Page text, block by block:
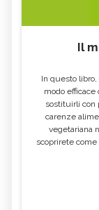
Il
In questo
modo
sostituirli con
carenze
vegetariana
scoprirete